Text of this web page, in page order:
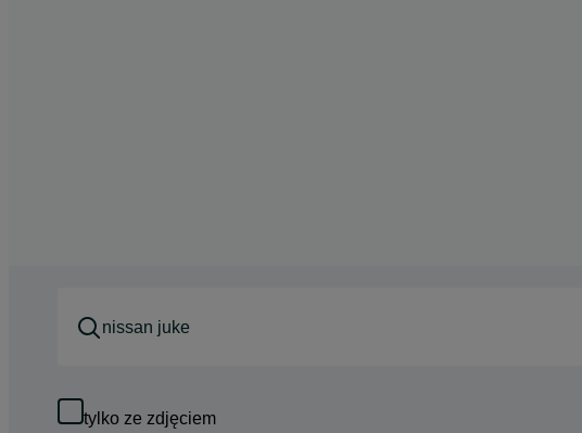
tylko ze zdjęciem